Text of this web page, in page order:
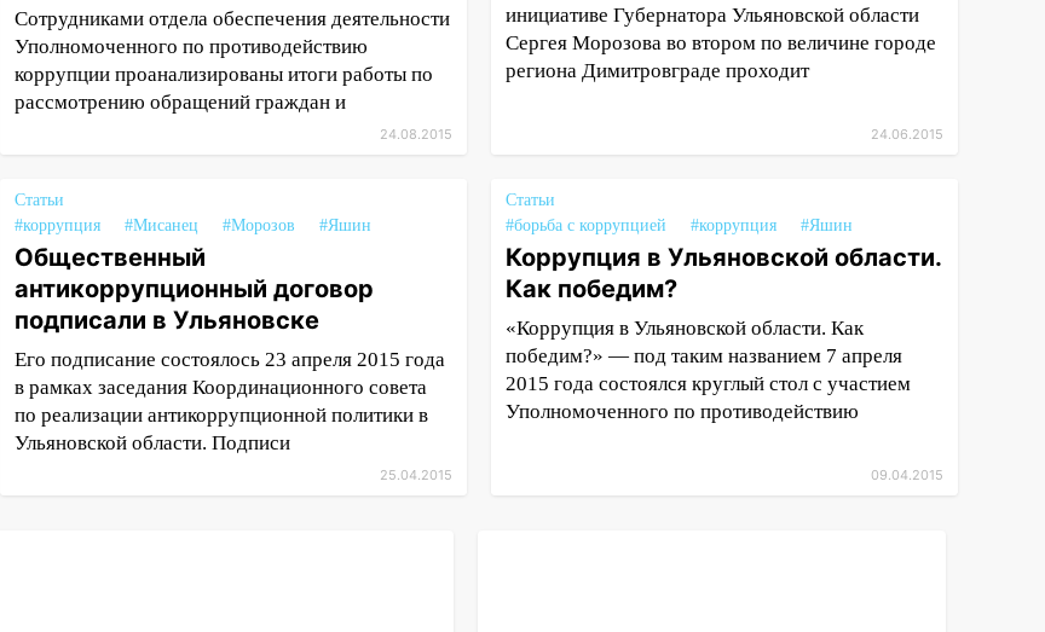
Сотрудниками отдела обеспечения деятельности
Уполномоченного по противодействию
коррупции проанализированы итоги работы по
рассмотрению обращений граждан и
24.08.2015
инициативе Губернатора Ульяновской области
Сергея Морозова во втором по величине городе
региона Димитровграде проходит
24.06.2015
Статьи
#коррупция
#Мисанец #Морозов #Яшин
Общественный
антикоррупционный договор
подписали в Ульяновске
Его подписание состоялось 23 апреля 2015 года
в рамках заседания Координационного совета
по реализации антикоррупционной политики в
Ульяновской области. Подписи
25.04.2015
Статьи
#борьба с коррупцией
#коррупция #Яшин
Коррупция в Ульяновской области.
Как победим?
«Коррупция в Ульяновской области. Как
победим?» — под таким названием 7 апреля
2015 года состоялся круглый стол с участием
Уполномоченного по противодействию
09.04.2015